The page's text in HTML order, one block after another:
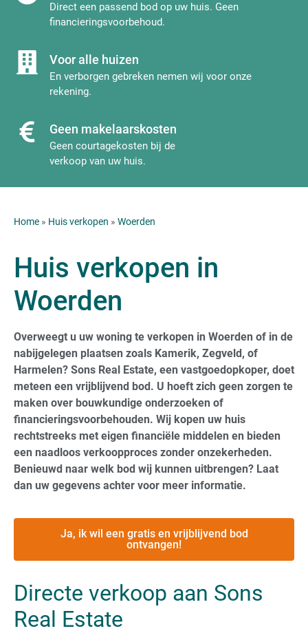
Direct een passend bod op uw huis. Geen
financieringsvoorbehoud.
Voor alle huizen
En verborgen gebreken nemen wij voor onze
rekening.
Geen makelaarskosten
Geen courtagekosten bij de
verkoop van uw huis.
Home » Huis verkopen » Woerden
Huis verkopen in
Woerden
Overweegt u uw woning te verkopen in Woerden of in de
nabijgelegen plaatsen zoals Kamerik, Zegveld, of
Harmelen? Sons Real Estate, een vastgoedopkoper, doet
meteen een vrijblijvend bod. U hoeft zich geen zorgen te
maken over bouwkundige onderzoeken of
financieringsvoorbehouden. Wij kopen uw huis
rechtstreeks met eigen financiële middelen en bieden
een naadloos verkoopproces zonder onzekerheden.
Benieuwd naar welk bod wij kunnen uitbrengen? Laat
dan uw gegevens achter voor meer informatie.
Ja, ik wil een gratis en vrijblijvend bod
ontvangen!
Directe verkoop aan Sons
Real Estate